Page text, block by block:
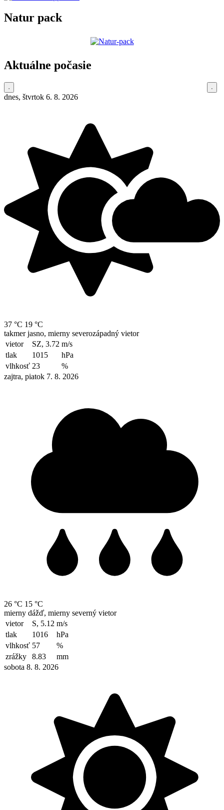
Natur pack
Aktuálne počasie
dnes, štvrtok 6. 8. 2026
37 °C 19 °C
takmer jasno, mierny severozápadný vietor
vietor
SZ, 3.72 m/s
tlak
1015
hPa
vlhkosť 23
%
zajtra, piatok 7. 8. 2026
26 °C 15 °C
mierny dážď, mierny severný vietor
vietor
S, 5.12 m/s
tlak
1016
hPa
vlhkosť 57
%
zrážky
8.83
mm
sobota 8. 8. 2026